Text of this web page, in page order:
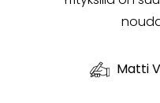
Matti